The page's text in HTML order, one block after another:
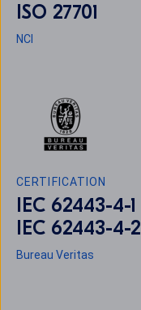
ISO 27701
NCI
CERTIFICATION
IEC 62443-4-1
IEC 62443-4-2
Bureau Veritas